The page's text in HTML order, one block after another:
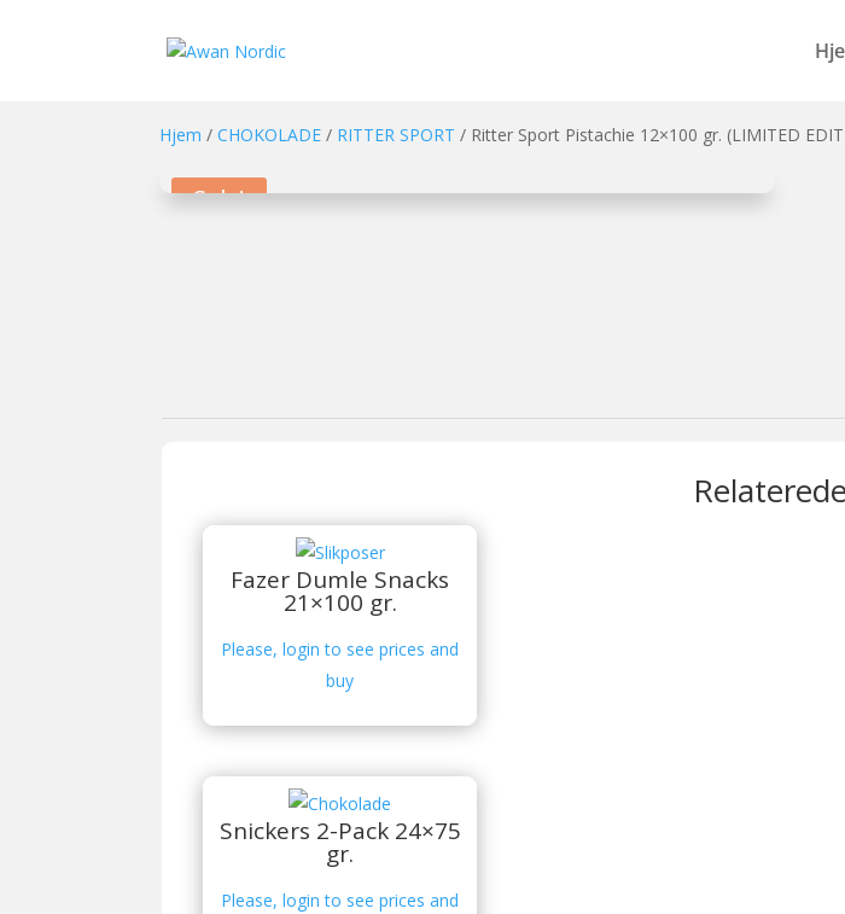
Hjem / CHOKOLADE / RITTER SPORT / Ritter Sport Pistachie 12×100 gr. (LIMITED
Sale!
Fazer Dumle Snacks
21×100 gr.
Please, login to see prices and
buy
Snickers 2-Pack 24×75
gr.
Please, login to see prices and